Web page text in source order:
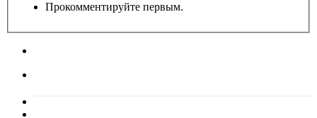
Прокомментируйте первым.